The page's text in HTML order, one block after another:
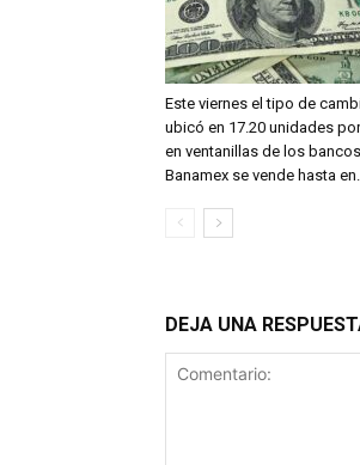
Este viernes el tipo de
ubicó en 17.20 unidades
en ventanillas de los bancos
Banamex se vende hasta
DEJA UNA